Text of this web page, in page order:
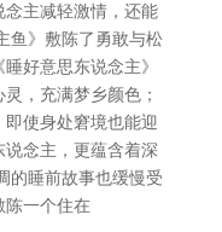
主减轻激情，还能
鱼》敷陈了勇敢与松
好意思东说念主》
，充满梦乡颜色；
即使身处窘境也能迎
念主，更蕴含着深
的睡前故事也缓慢受
陈一个住在